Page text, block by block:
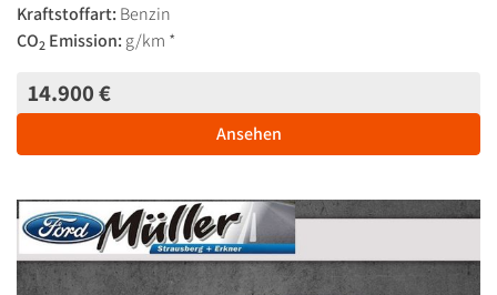
Kraftstoffart: Benzin
CO2 Emission: g/km *
14.900 €
Ansehen